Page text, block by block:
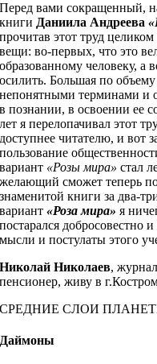
Перед вами сокращенный,
книги Даниила Андреева
прочитав этот труд
вещи: во-первых, что это
образованному человеку, а
осилить. Большая по
непонятными терминами и
в познании, в освоении ее
лет я перелопачивал этот
доступнее читателю, и вот
пользование
вариант «Розы мира» стал
желающий сможет теперь
знаменитой книги за два-
вариант«Роза мира» я
постарался добросовестно
мысли и постулаты этого
Николай Николаев,
пенсионер, живу в
СРЕДНИЕ СЛОИ
Даймоны